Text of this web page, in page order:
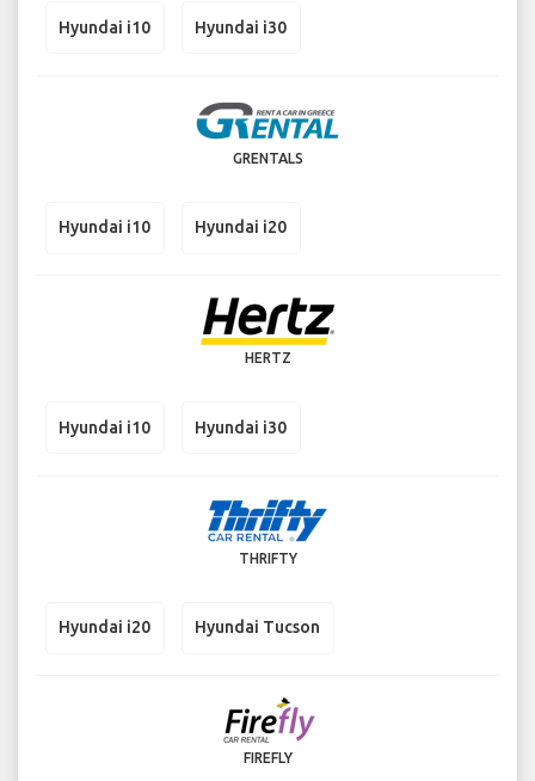
Hyundai i10 Hyundai i30
GRENTALS
Hyundai i10 Hyundai i20
HERTZ
Hyundai i10 Hyundai i30
THRIFTY
Hyundai i20 Hyundai Tucson
FIREFLY